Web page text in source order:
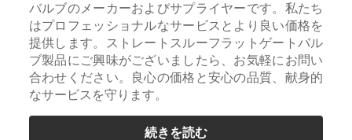
バルブのメーカーおよびサプライヤーです。私たち
はプロフェッショナルなサービスとより良い価格を
提供します。ストレートスルーフラットゲートバル
ブ製品にご興味がございましたら、お気軽にお問い
合わせください。良心の価格と安心の品質、献身的
なサービスを守ります。
続きを読む